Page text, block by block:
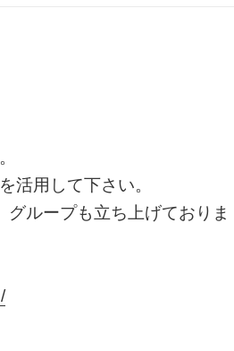
活用して下さい。
ループも立ち上げておりま